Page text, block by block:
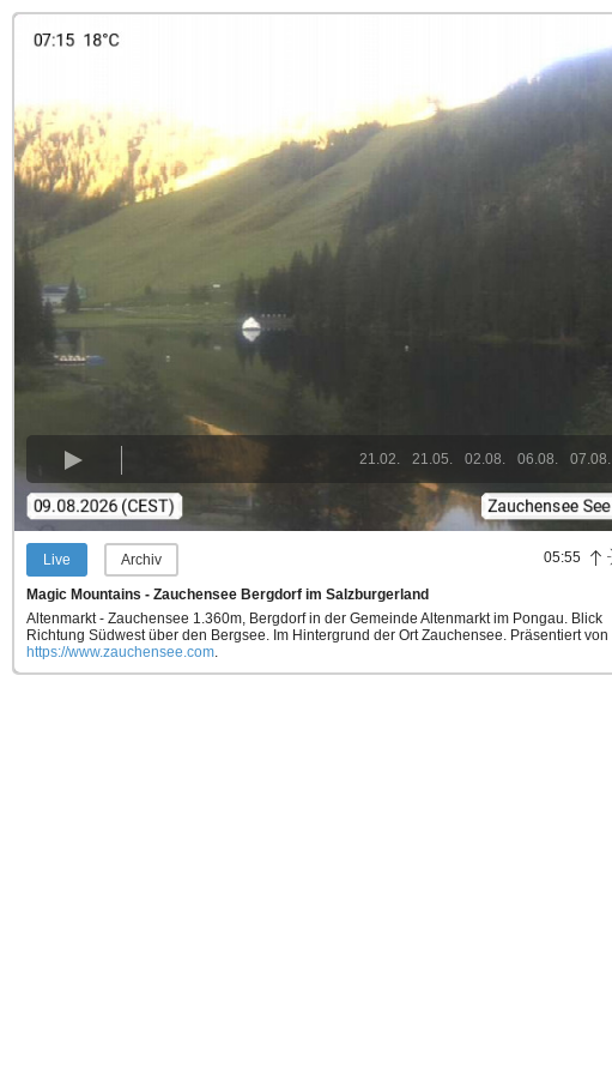
07.08.
06.08.
02.08.
21.05.
21.02.
Live Archiv 05:55
Magic Mountains - Zauchensee Bergdorf im Salzburgerland
Altenmarkt - Zauchensee 1.360m, Bergdorf in der Gemeinde Altenmarkt im Pongau. Blick
Richtung Südwest über den Bergsee. Im Hintergrund der Ort Zauchensee. Präsentiert von
https://www.zauchensee.com.